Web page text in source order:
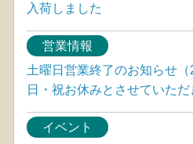
入荷しました
営業情報
土曜日営業終了のお知らせ（
日・祝お休みとさせていただ
イベント